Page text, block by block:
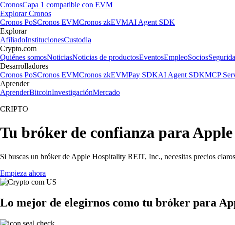
CronosCapa 1 compatible con EVM
Explorar Cronos
Cronos PoSCronos EVMCronos zkEVMAI Agent SDK
Explorar
AfiliadoInstitucionesCustodia
Crypto.com
Quiénes somosNoticiasNoticias de productosEventosEmpleoSocios
Desarrolladores
Cronos PoSCronos EVMCronos zkEVMPay SDKAI Agent SDKMCP
Aprender
AprenderBitcoinInvestigaciónMercado
CRIPTO
Tu bróker de confianza para
Si buscas un bróker de Apple Hospitality REIT, Inc., necesitas precios
Empieza ahora
Lo mejor de elegirnos como tu bróker para